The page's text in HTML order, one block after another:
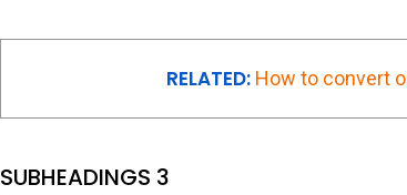
RELATED: How to convert
SUBHEADINGS 3